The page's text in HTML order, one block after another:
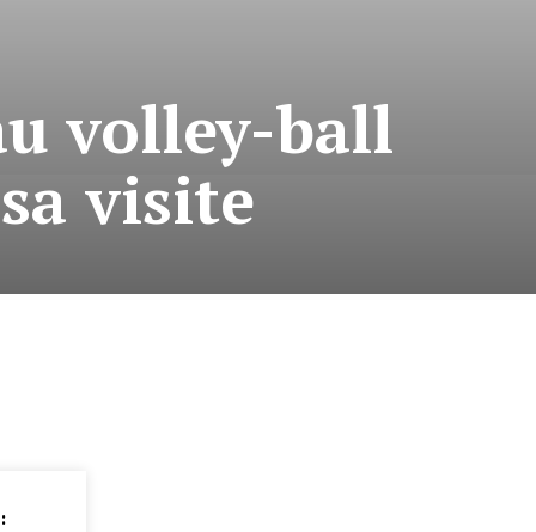
volley-ball
visite